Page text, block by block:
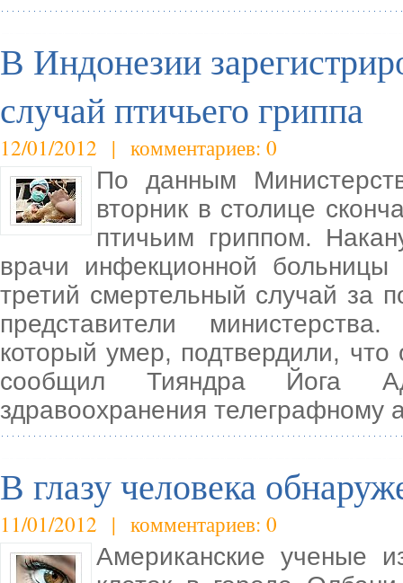
В Индонезии
случай птичьего гриппа
12/01/2012 | комментариев: 0
По данным
вторник в столице
птичьим гриппом.
врачи инфекционной
третий смертельный случай за
представители
который умер, подтвердили,
сообщил Тияндра Йога
здравоохранения телеграфному
В глазу человека
11/01/2012 | комментариев: 0
Американские ученые